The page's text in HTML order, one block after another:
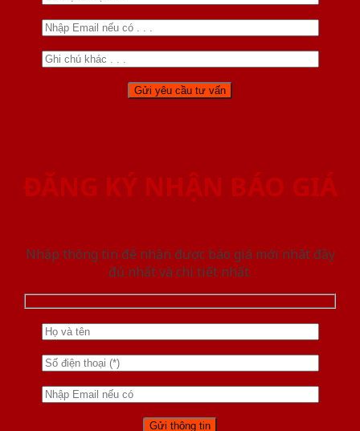
ĐĂNG KÝ NHẬN BÁO GIÁ
Nhập thông tin để nhận được báo giá mới nhât đầy
đủ nhất và chi tiết nhất.